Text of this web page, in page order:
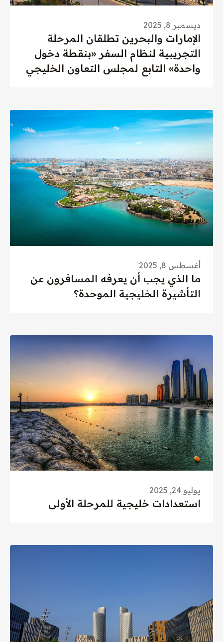
ديسمبر 8, 2025
الإمارات والبحرين تطلقان المرحلة
التجريبية لنظام السفر «بنقطة دخول
واحدة» التابع لمجلس التعاون الخليجي
أغسطس 8, 2025
ما الذي يجب أن يعرفه المسافرون عن
التأشيرة الخليجية الموحدة؟
يوليو 24, 2025
استعدادات خليجية للمرحلة الأولى